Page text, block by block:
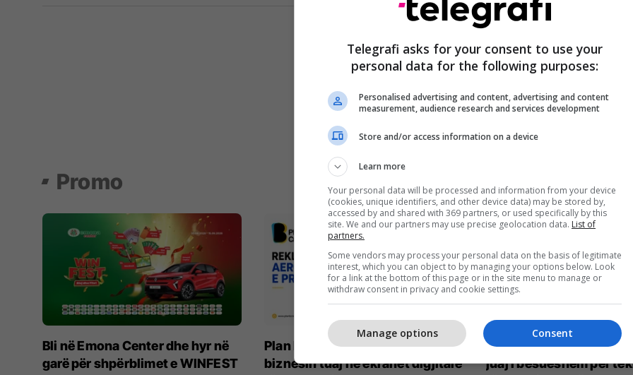
Promo
Bli në Emona Center dhe hyr në
garë për shpërblimet e WINFEST
Plan B Creative e vendos
biznesin tuaj në ekranet digjitale
Techno Service Pro –
juaj i besueshëm për
Telegrafi asks for your consent to use your
personal data for the following purposes:
Personalised advertising and content, advertising and content
measurement, audience research and services development
Store and/or access information on a device
Learn more
Your personal data will be processed and information from your device
(cookies, unique identifiers, and other device data) may be stored by,
accessed by and shared with 369 partners, or used specifically by this
site. We and our partners may use precise geolocation data. List of
partners.
Some vendors may process your personal data on the basis of legitimate
interest, which you can object to by managing your options below. Look
for a link at the bottom of this page or in the site menu to manage or
withdraw consent in privacy and cookie settings.
Consent
Manage options